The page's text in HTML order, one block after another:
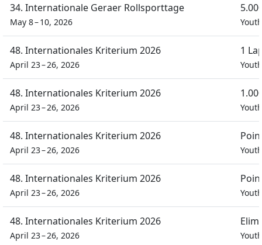
34. Internationale Geraer Rollsporttage
May 8 – 10, 2026
48. Internationales Kriterium 2026
April 23 – 26, 2026
1
48. Internationales Kriterium 2026
April 23 – 26, 2026
48. Internationales Kriterium 2026
April 23 – 26, 2026
48. Internationales Kriterium 2026
April 23 – 26, 2026
48. Internationales Kriterium 2026
April 23 – 26, 2026